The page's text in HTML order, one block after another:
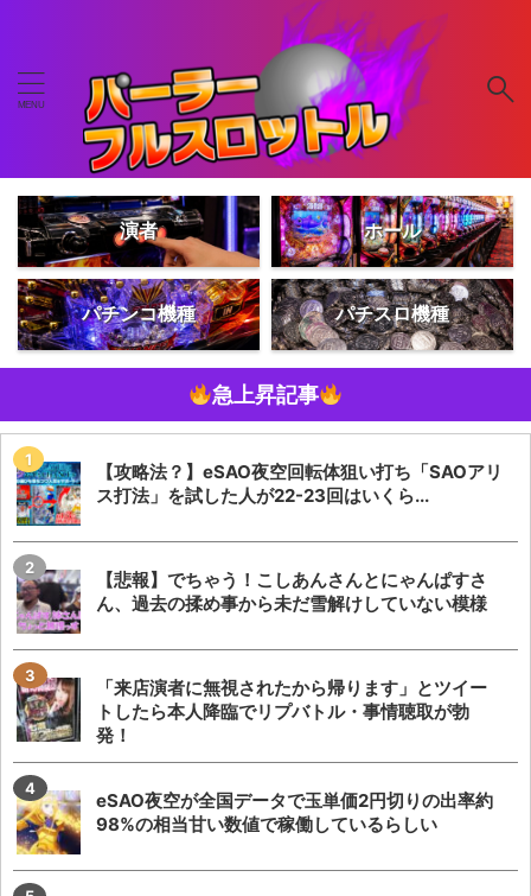
演者 ホール
パチンコ機種 パチスロ機種
急上昇記事
【攻略法？】eSAO夜空回転体狙い打ち「SAOアリ
ス打法」を試した人が22-23回はいくら...
【悲報】でちゃう！こしあんさんとにゃんぱすさ
ん、過去の揉め事から未だ雪解けしていない模様
「来店演者に無視されたから帰ります」とツイー
トしたら本人降臨でリプバトル・事情聴取が勃
発！
eSAO夜空が全国データで玉単価2円切りの出率約
98%の相当甘い数値で稼働しているらしい